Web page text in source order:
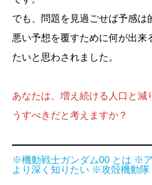
でも、問題を見過ごせば予感は
悪い予想を覆すために何が出来
たいと思わされました。
あなたは、増え続ける人口と減
うすべきだと考えますか？
※機動戦士ガンダム00 とは ※
より深く知りたい ※攻殻機動隊